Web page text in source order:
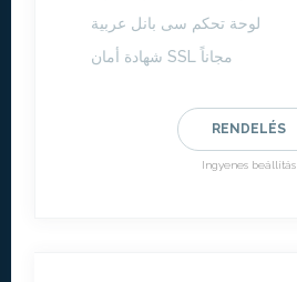
لوحة تحكم سى بانل عربية
شهادة أمان SSL مجاناً
RENDELÉS
Ingyenes beállítás